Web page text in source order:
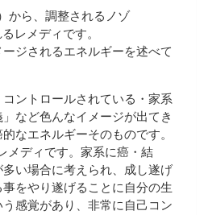
から、調整されるノゾ
レメディです。
ジされるエネルギーを述べて
コントロールされている・家系
など色んなイメージが出てき
なエネルギーそのものです。
メディです。家系に癌・結
い場合に考えられ、成し遂げ
をやり遂げることに自分の生
感覚があり、非常に自己コン